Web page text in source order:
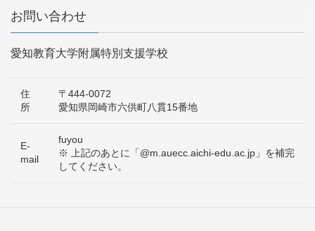
お問い合わせ
愛知教育大学附属特別支援学校
住
所
〒444-0072
愛知県岡崎市六供町八貫15番地
E-
mail
fuyou
※ 上記のあとに「@m.auecc.aichi-edu.ac.jp」を補完
してください。